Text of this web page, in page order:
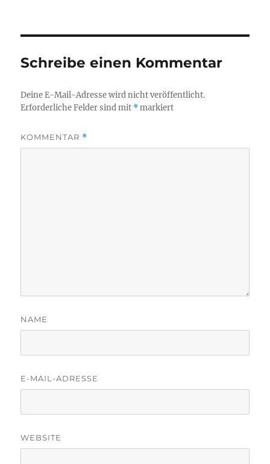
Schreibe einen Kommentar
Deine E-Mail-Adresse wird nicht veröffentlicht.
Erforderliche Felder sind mit *markiert
KOMMENTAR *
NAME
E-MAIL-ADRESSE
WEBSITE